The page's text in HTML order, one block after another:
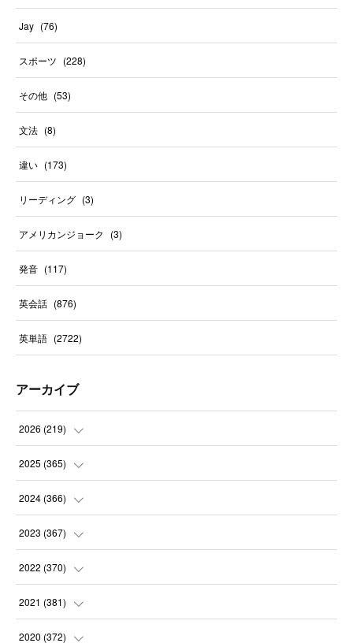
Jay (76)
スポーツ (228)
その他 (53)
文法 (8)
違い (173)
リーディング (3)
アメリカンジョーク (3)
発音 (117)
英会話 (876)
英単語 (2722)
アーカイブ
2026 (219)
(8)
(31
(30
(31
2025 (365)
(31
(30
(31
(30
2024 (366)
(32
(30
(31
(30
2023 (367)
(31
(31
(31
2022 (370)
(31
(31
2021 (381)
(35
2020 (372)